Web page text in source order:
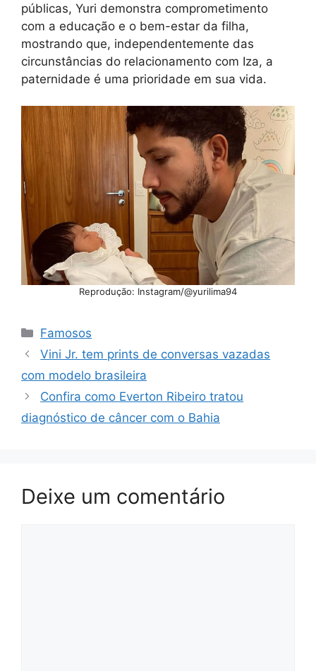
públicas, Yuri demonstra comprometimento
com a educação e o bem-estar da filha,
mostrando que, independentemente das
circunstâncias do relacionamento com Iza, a
paternidade é uma prioridade em sua vida.
Reprodução: Instagram/@yurilima94
Categorias
Famosos
Vini Jr. tem prints de conversas vazadas
com modelo brasileira
Confira como Everton Ribeiro tratou
diagnóstico de câncer com o Bahia
Deixe um comentário